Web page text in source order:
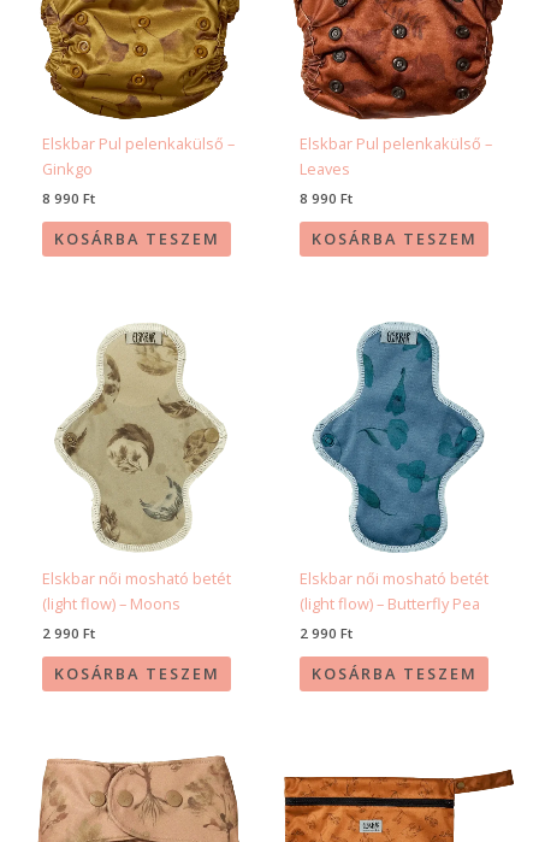
Elskbar Pul pelenkakülső –
Ginkgo
8 990Ft
KOSÁRBA TESZEM
Elskbar Pul pelenkakülső –
Leaves
8 990Ft
KOSÁRBA TESZEM
Elskbar női mosható betét
(light flow) – Moons
2 990Ft
KOSÁRBA TESZEM
Elskbar női mosható betét
(light flow) – Butterfly Pea
2 990Ft
KOSÁRBA TESZEM